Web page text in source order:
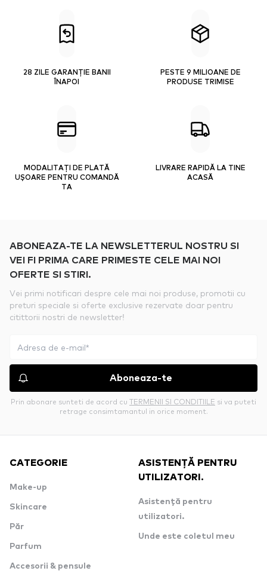
28 ZILE GARANȚIE BANII
ÎNAPOI
PESTE 9 MILIOANE DE
PRODUSE TRIMISE
MODALITAȚI DE PLATĂ
UȘOARE PENTRU COMANDĂ
TA
LIVRARE RAPIDĂ LA TINE
ACASĂ
ABONEAZA-TE LA NEWSLETTERUL NOSTRU SI
VEI FI PRIMA CARE PRIMESTE CELE MAI NOI
OFERTE SI STIRI.
Vei primi notificari despre cele mai noi produse, promotii cu
preturi speciale si oferte exclusive rezervate doar pentru
citittorii nostri de newsletter!
Aboneaza-te
Prin abonare sunteti de acord cu TERMENII SI CONDITIILE si va puteti
retrage consimtamantul in orice moment.
CATEGORIE
Make-up
Skincare
Păr
Parfum
Accesorii & pensule
ASISTENȚĂ PENTRU
UTILIZATORI.
Asistență pentru
utilizatori.
Unde este coletul meu